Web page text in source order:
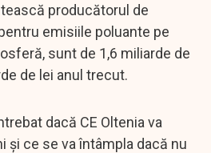
producătorul de
emisiile poluante pe
sunt de 1,6 miliarde de
de lei anul trecut.
dacă CE Oltenia va
şi ce se va întâmpla dacă nu